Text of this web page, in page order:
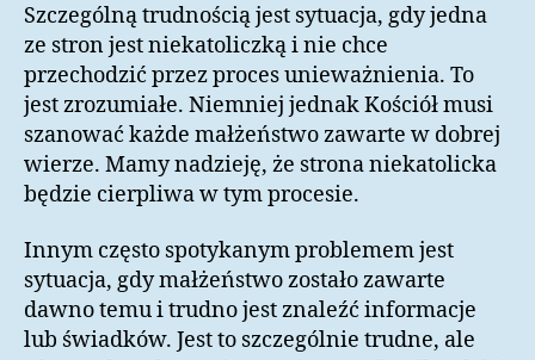
Szczególną trudnością jest sytuacja, gdy jedna
ze stron jest niekatoliczką i nie chce
przechodzić przez proces unieważnienia. To
jest zrozumiałe. Niemniej jednak Kościół musi
szanować każde małżeństwo zawarte w dobrej
wierze. Mamy nadzieję, że strona niekatolicka
będzie cierpliwa w tym procesie.
Innym często spotykanym problemem jest
sytuacja, gdy małżeństwo zostało zawarte
dawno temu i trudno jest znaleźć informacje
lub świadków. Jest to szczególnie trudne, ale